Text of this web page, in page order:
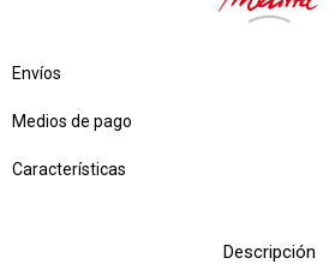
Envíos
Medios de pago
Características
Descripción